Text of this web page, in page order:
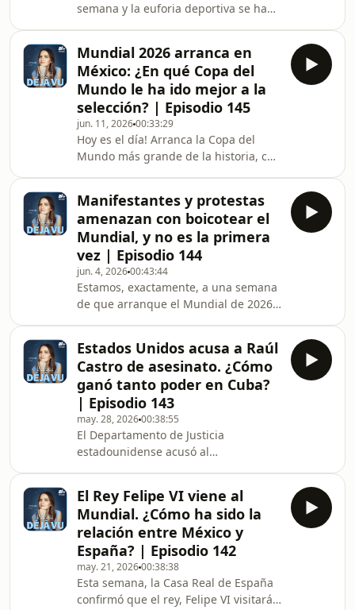
décadas. Contra todo pronóstico,
Rusia y Catar fueron elegidos
semana y la euforia deportiva se ha
ha acaparado los titulares por
cuestiones políticas, Irán. En casi un
siglo desde el primer Mundial, es la
primera vez que una selección viaja a
un país sede con el que está en
guerra.El episodio explora cómo la
política ha utilizado el futbol a lo
largo de
Mundial 2026 arranca en
México: ¿En qué Copa del
Mundo le ha ido mejor a la
selección? | Episodio 145
jun. 11, 202600:33:29
Hoy es el día! Arranca la Copa del
Mundo más grande de la historia, con
entero tendrá puestos los ojos en
México, y es que el estadio de la
capital se vuelve la primera sede de
tres mundiales. Esta vez, recorremos
la historia de México en los
Mundiales, desde su debut en
Uruguay 1930 hasta el Mundial de
1986, en el que fuimos sede.. Ex
Manifestantes y protestas
amenazan con boicotear el
Mundial, y no es la primera
vez | Episodio 144
jun. 4, 202600:43:44
Estamos, exactamente, a una semana
de que arranque el Mundial de 2026,
el planeta alrededor del deporte. En
los últimos días, la CNTE (la
Coordinadora Nacional de
Trabajadores de la Educación) ha
amenazado con movilizarse
intensamente durante el Mundial, e
incluso con tomar el Zócalo, lo cual
generaría grandes problemas lo
Estados Unidos acusa a Raúl
Castro de asesinato. ¿Cómo
ganó tanto poder en Cuba?
| Episodio 143
may. 28, 202600:38:55
El Departamento de Justicia
estadounidense acusó al
empeorar cada semana. Desde la
captura de Maduro, el régimen ya no
cuenta con el apoyo de Venezuela,
que era su aliado más grande, y cada
vez resiente más la presión de la
administración de Donald Trump.
Aquí te contamos la historia de cómo
El Rey Felipe VI viene al
Mundial. ¿Cómo ha sido la
relación entre México y
España? | Episodio 142
may. 21, 202600:38:38
Esta semana, la Casa Real de España
confirmó que el rey, Felipe VI visitará